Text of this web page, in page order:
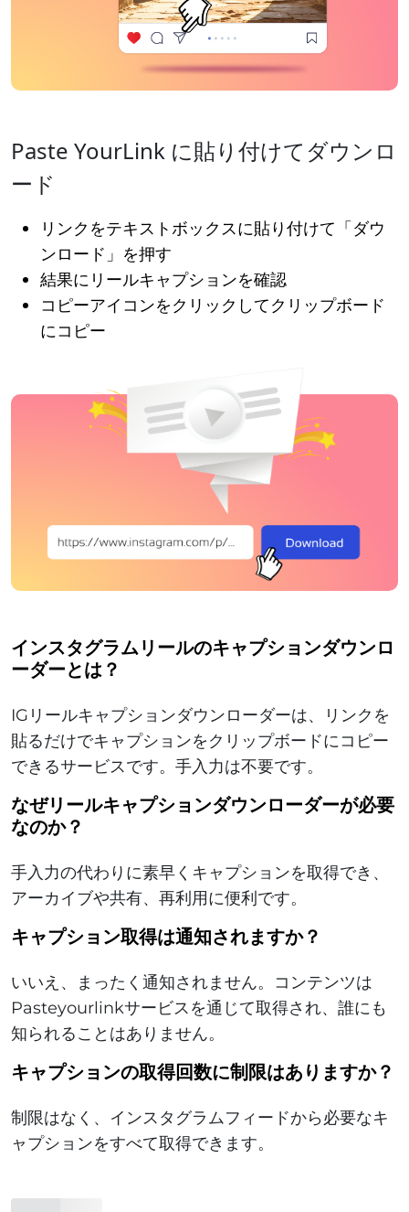
Paste YourLink に貼り付けてダウンロ
ード
リンクをテキストボックスに貼り付けて「ダウ
ンロード」を押す
結果にリールキャプションを確認
コピーアイコンをクリックしてクリップボード
にコピー
インスタグラムリールのキャプションダウンロ
ーダーとは？
IGリールキャプションダウンローダーは、リンクを
貼るだけでキャプションをクリップボードにコピー
できるサービスです。手入力は不要です。
なぜリールキャプションダウンローダーが必要
なのか？
手入力の代わりに素早くキャプションを取得でき、
アーカイブや共有、再利用に便利です。
キャプション取得は通知されますか？
いいえ、まったく通知されません。コンテンツは
Pasteyourlinkサービスを通じて取得され、誰にも
知られることはありません。
キャプションの取得回数に制限はありますか？
制限はなく、インスタグラムフィードから必要なキ
ャプションをすべて取得できます。